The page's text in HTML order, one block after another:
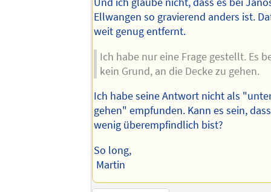
Ellwangen so gravierend anders ist.
weit genug entfernt.
Ich habe nur eine Frage gestellt. Es
kein Grund, an die Decke zu gehen.
Ich habe seine Antwort nicht als
gehen" empfunden. Kann es sein,
wenig überempfindlich bist?
So long,
Martin